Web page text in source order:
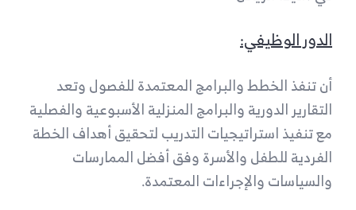
الدور الوظيفي:
أن تنفذ الخطط والبرامج المعتمدة للفصول وتعد
التقارير الدورية والبرامج المنزلية الأسبوعية والفصلية
مع تنفيذ استراتيجيات التدريب لتحقيق أهداف الخطة
الفردية للطفل والأسرة وفق أفضل الممارسات
والسياسات والإجراءات المعتمدة.